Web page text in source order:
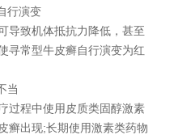
演变
致机体抵抗力降低，甚至
寻常型牛皮癣自行演变为红
当
程中使用皮质类固醇激素
癣出现;长期使用激素类药物